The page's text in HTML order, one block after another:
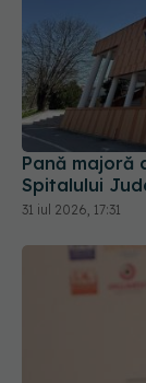
Pană majoră
Spitalului
31 iul 2026, 17:31